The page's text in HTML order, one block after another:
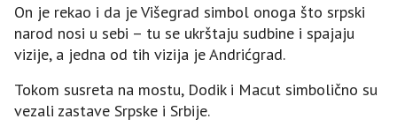
On je rekao i da je Višegrad simbol onoga što srpski
narod nosi u sebi – tu se ukrštaju sudbine i spajaju
vizije, a jedna od tih vizija je Andrićgrad.
Tokom susreta na mostu, Dodik i Macut simbolično su
vezali zastave Srpske i Srbije.